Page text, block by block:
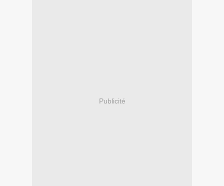
Publicité